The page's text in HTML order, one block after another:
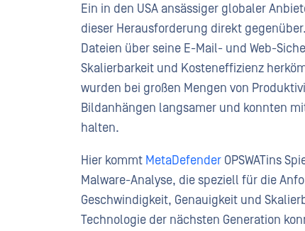
Ein in den USA ansässiger globaler
dieser Herausforderung direkt
Dateien über seine E-Mail- und Web-
Skalierbarkeit und Kosteneffizienz
wurden bei großen Mengen von
Bildanhängen langsamer und konnten
halten.
Hier kommt MetaDefender OPSWATins
Malware-Analyse, die speziell für die
Geschwindigkeit, Genauigkeit und
Technologie der nächsten Generation